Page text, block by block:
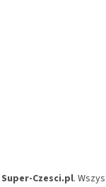
Super-Czesci.pl.